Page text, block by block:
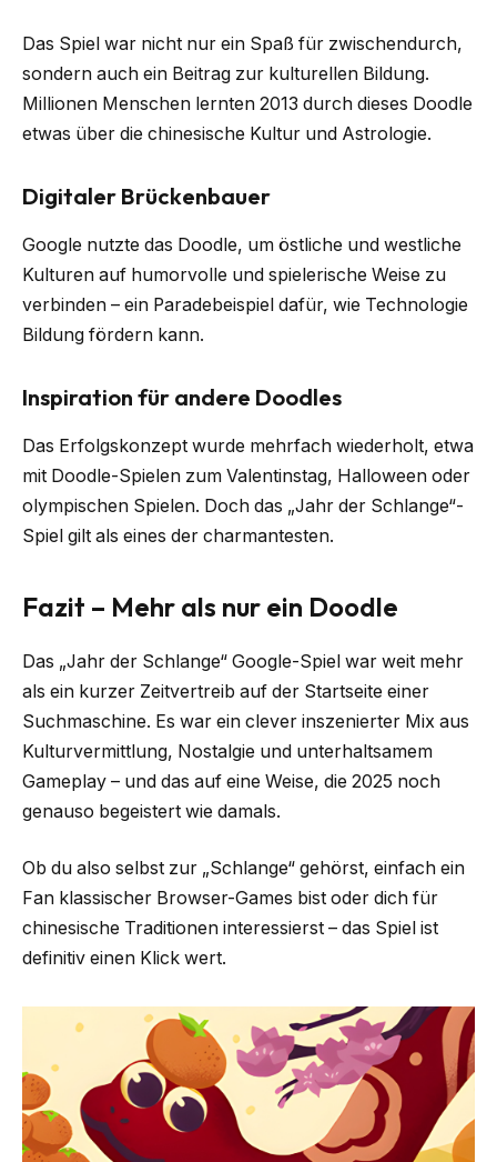
Das Spiel war nicht nur ein Spaß für zwischendurch,
sondern auch ein Beitrag zur kulturellen Bildung.
Millionen Menschen lernten 2013 durch dieses Doodle
etwas über die chinesische Kultur und Astrologie.
Digitaler Brückenbauer
Google nutzte das Doodle, um östliche und westliche
Kulturen auf humorvolle und spielerische Weise zu
verbinden – ein Paradebeispiel dafür, wie Technologie
Bildung fördern kann.
Inspiration für andere Doodles
Das Erfolgskonzept wurde mehrfach wiederholt, etwa
mit Doodle-Spielen zum Valentinstag, Halloween oder
olympischen Spielen. Doch das „Jahr der Schlange“-
Spiel gilt als eines der charmantesten.
Fazit – Mehr als nur ein Doodle
Das „Jahr der Schlange“ Google-Spiel war weit mehr
als ein kurzer Zeitvertreib auf der Startseite einer
Suchmaschine. Es war ein clever inszenierter Mix aus
Kulturvermittlung, Nostalgie und unterhaltsamem
Gameplay – und das auf eine Weise, die 2025 noch
genauso begeistert wie damals.
Ob du also selbst zur „Schlange“ gehörst, einfach ein
Fan klassischer Browser-Games bist oder dich für
chinesische Traditionen interessierst – das Spiel ist
definitiv einen Klick wert.